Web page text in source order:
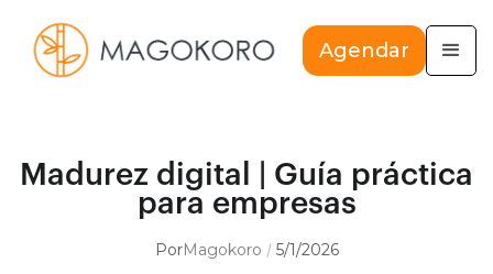
Agendar
Madurez digital | Guía práctica
para empresas
PorMagokoro 5/1/2026